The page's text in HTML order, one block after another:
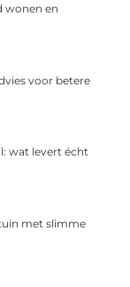
wonen en
voor betere
wat levert écht
met slimme